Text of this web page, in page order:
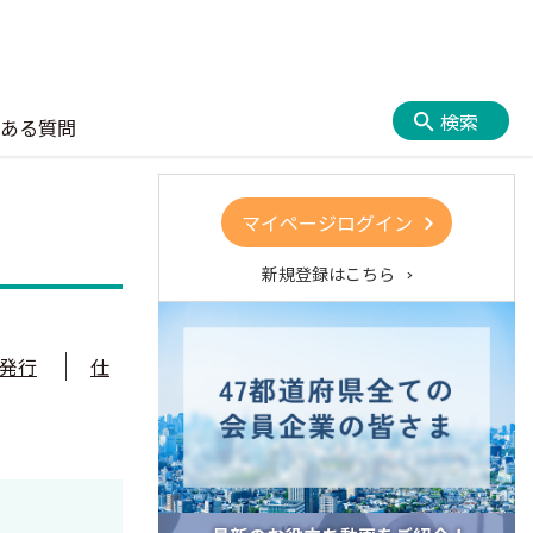
る質問 検索
行 仕
マイページログイン
新規登録はこちら